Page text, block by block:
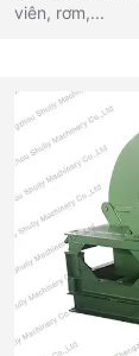
viên, rơm,...